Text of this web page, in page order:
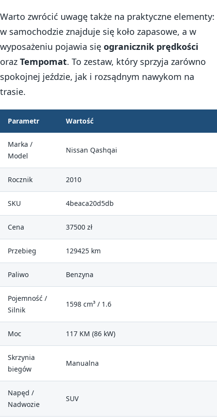
Warto zwrócić uwagę także na praktyczne elementy:
w samochodzie znajduje się koło zapasowe, a w
wyposażeniu pojawia się ogranicznik prędkości
oraz Tempomat. To zestaw, który sprzyja zarówno
spokojnej jeździe, jak i rozsądnym nawykom na
trasie.
Parametr Wartość
Marka /
Model
Nissan Qashqai
Rocznik 2010
SKU 4beaca20d5db
Cena 37500 zł
Przebieg 129425 km
Paliwo Benzyna
Pojemność /
Silnik
1598 cm³ / 1.6
Moc 117 KM (86 kW)
Skrzynia
biegów
Manualna
Napęd /
Nadwozie
SUV